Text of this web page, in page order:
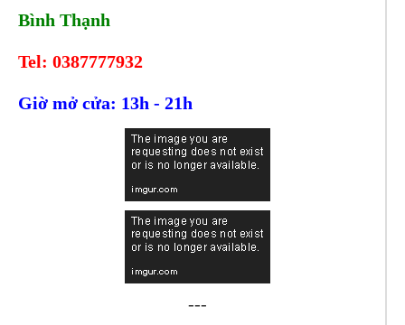
Bình Thạnh
Tel: 0387777932
Giờ mở cửa: 13h - 21h
---